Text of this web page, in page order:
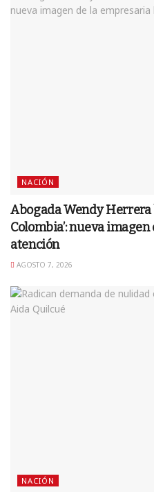
NACIÓN
Abogada Wendy Herrera
Colombia’: nueva
atención
AGOSTO 7, 2026
NACIÓN